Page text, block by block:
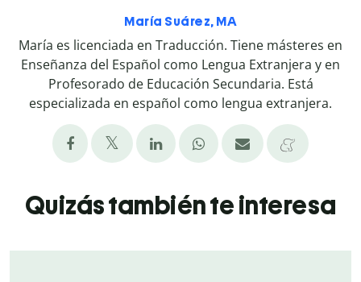
María Suárez, MA
María es licenciada en Traducción. Tiene másteres en
Enseñanza del Español como Lengua Extranjera y en
Profesorado de Educación Secundaria. Está
especializada en español como lengua extranjera.
Quizás también te interesa